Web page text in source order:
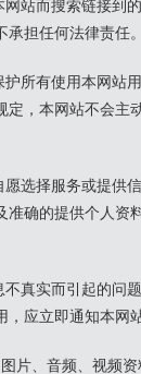
网站而搜索链接到
担任何法律责任。
护所有使用本网站
定，本网站不会主
愿选择服务或提供
准确的提供个人资
不真实而引起的问
，应立即通知本网
片、音频、视频